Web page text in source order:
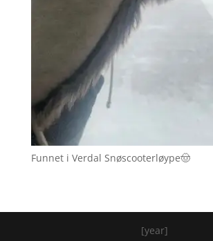
Funnet i Verdal Snøscooterløype🤠
[year]